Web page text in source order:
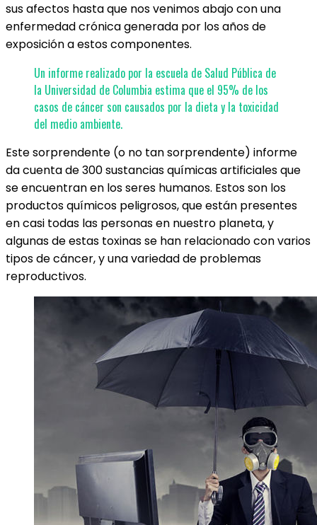
sus afectos hasta que nos venimos abajo con una
enfermedad crónica generada por los años de
exposición a estos componentes.
Un informe realizado por la escuela de Salud Pública de
la Universidad de Columbia estima que el 95% de los
casos de cáncer son causados por la dieta y la toxicidad
del medio ambiente.
Este sorprendente (o no tan sorprendente) informe
da cuenta de 300 sustancias químicas artificiales que
se encuentran en los seres humanos. Estos son los
productos químicos peligrosos, que están presentes
en casi todas las personas en nuestro planeta, y
algunas de estas toxinas se han relacionado con varios
tipos de cáncer, y una variedad de problemas
reproductivos.